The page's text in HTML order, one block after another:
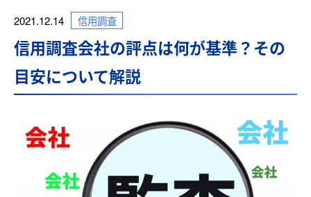
2021.12.14 信用調査
信用調査会社の評点は何が基準？その
目安について解説